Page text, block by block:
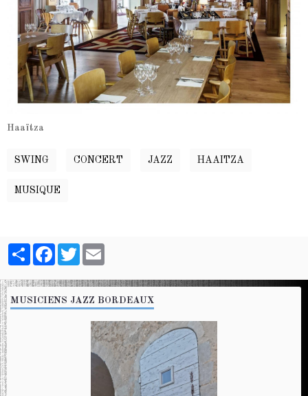
Haaïtza
SWING CONCERT JAZZ HAAITZA
MUSIQUE
PartagerFacebookTwitter
MUSICIENS JAZZ BORDEAUX